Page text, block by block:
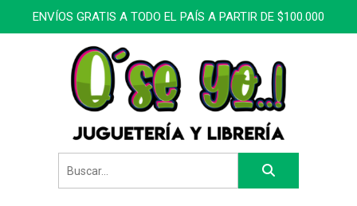
ENVÍOS GRATIS A TODO EL PAÍS A PARTIR DE $100.000